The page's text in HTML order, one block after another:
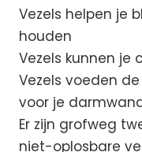
Vezels helpen je
houden
Vezels kunnen je
Vezels voeden
voor je
Er zijn grofweg
niet-oplosbare